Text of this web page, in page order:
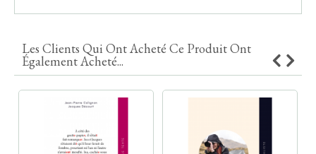
Les Clients Qui Ont Acheté Ce Produit Ont
Également Acheté...